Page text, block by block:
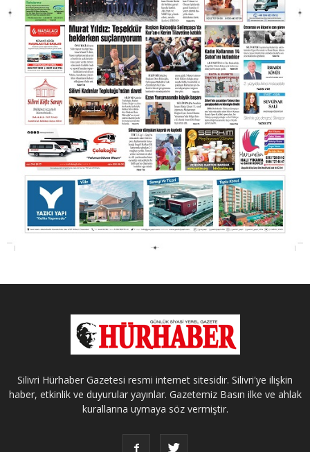
Silivri Hürhaber Gazetesi resmi internet sitesidir. Silivri'ye ilişkin
haber, etkinlik ve duyurular yayınlar. Gazetemiz Basın ilke ve ahlak
kurallarına uymaya söz vermiştir.